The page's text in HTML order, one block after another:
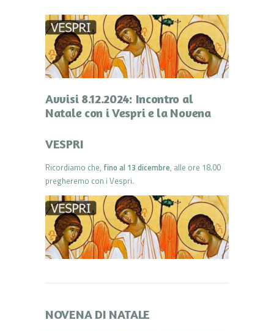
CONTATTI
LOGIN
Avvisi 8.12.2024: Incontro al
Natale con i Vespri e la Novena
VESPRI
Ricordiamo che, fino al 13 dicembre, alle ore 18.00
pregheremo con i Vespri.
NOVENA DI NATALE